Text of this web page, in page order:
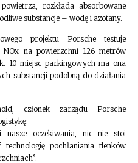
rozkłada absorbowane
substancje – wodę i azotany.
projektu Porsche testuje
NOx na powierzchni 126 metrów
10 miejsc parkingowych ma ona
substancji podobną do działania
członek zarządu Porsche
nasze oczekiwania, nic nie stoi
pochłaniania tlenków